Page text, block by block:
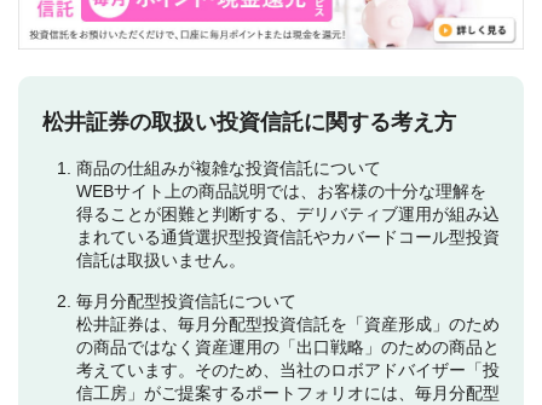
松井証券の取扱い投資信託に関する考え方
商品の仕組みが複雑な投資信託について
WEBサイト上の商品説明では、お客様の十分な理解を
得ることが困難と判断する、デリバティブ運用が組み込
まれている通貨選択型投資信託やカバードコール型投資
信託は取扱いません。
毎月分配型投資信託について
松井証券は、毎月分配型投資信託を「資産形成」のため
の商品ではなく資産運用の「出口戦略」のための商品と
考えています。そのため、当社のロボアドバイザー「投
信工房」がご提案するポートフォリオには、毎月分配型